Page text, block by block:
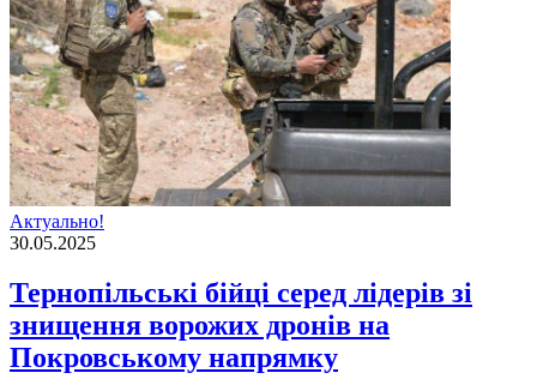
Актуально!
30.05.2025
Тернопільські бійці серед лідерів зі
знищення ворожих дронів на
Покровському напрямку